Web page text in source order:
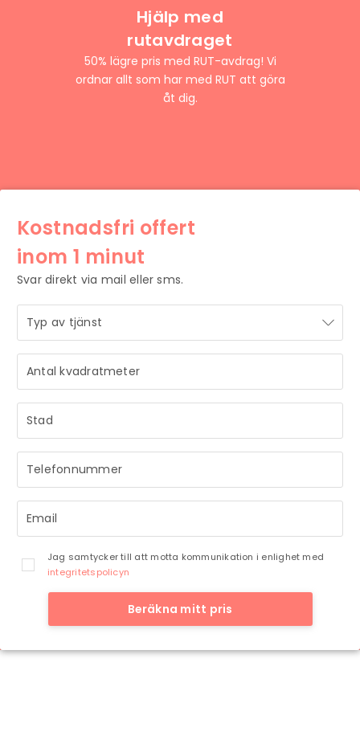
Hjälp med
rutavdraget
50% lägre pris med RUT-avdrag! Vi
ordnar allt som har med RUT att göra
åt dig.
STRÅLANDE!
Ditt meddelande är mottaget och vi återkommer till dig
så snart vi har möjlighet.
Kostnadsfri offert
inom 1 minut
Svar direkt via mail eller sms.
Jag samtycker till att motta kommunikation i enlighet med
integritetspolicyn
Beräkna mitt pris
STRÅLANDE!
Ditt meddelande är mottaget och vi återkommer till dig
så snart vi har möjlighet.